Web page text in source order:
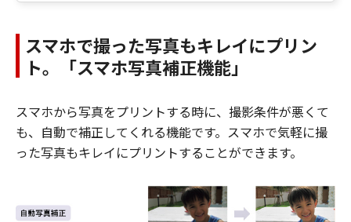
スマホで撮った写真もキレイにプリン
ト。「スマホ写真補正機能」
スマホから写真をプリントする時に、撮影条件が悪くて
も、自動で補正してくれる機能です。スマホで気軽に撮
った写真もキレイにプリントすることができます。